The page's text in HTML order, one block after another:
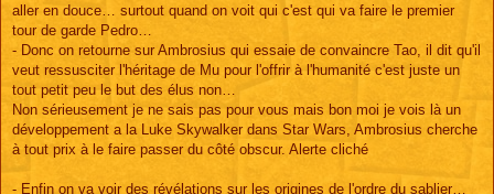
aller en douce… surtout quand on voit qui c'est qui va faire le premier
tour de garde Pedro…
- Donc on retourne sur Ambrosius qui essaie de convaincre Tao, il dit qu'il
veut ressusciter l'héritage de Mu pour l'offrir à l'humanité c'est juste un
tout petit peu le but des élus non…
Non sérieusement je ne sais pas pour vous mais bon moi je vois là un
développement a la Luke Skywalker dans Star Wars, Ambrosius cherche
à tout prix à le faire passer du côté obscur. Alerte cliché
- Enfin on va voir des révélations sur les origines de l'ordre du sablier…